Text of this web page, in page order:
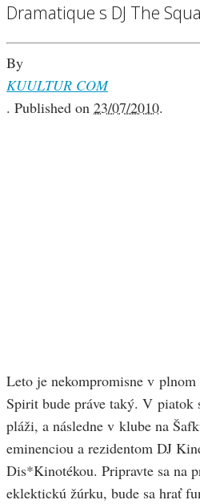
Dramatique s DJ The
By
KUULTUR COM
. Published on 23/07/2010.
Leto je nekompromisne v
Spirit bude práve taký. V piatok
pláži, a následne v klube na
eminenciou a rezidentom DJ
Dis*Kinotékou. Pripravte sa na
eklektickú žúrku, bude sa hrať